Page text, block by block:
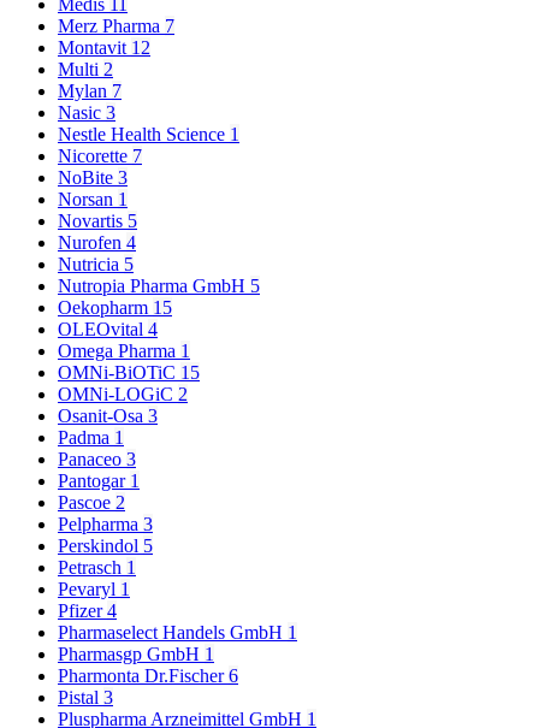
Medis
Merz Pharma 7
Montavit 12
Multi 2
Mylan 7
Nasic 3
Nestle Health Science 1
Nicorette 7
NoBite 3
Norsan 1
Novartis 5
Nurofen 4
Nutricia 5
Nutropia Pharma GmbH 5
Oekopharm 15
OLEOvital 4
Omega Pharma 1
OMNi-BiOTiC 15
OMNi-LOGiC 2
Osanit-Osa 3
Padma 1
Panaceo 3
Pantogar 1
Pascoe 2
Pelpharma 3
Perskindol 5
Petrasch 1
Pevaryl 1
Pfizer4
Pharmaselect Handels GmbH 1
Pharmasgp GmbH 1
Pharmonta Dr.Fischer6
Pistal 3
Pluspharma Arzneimittel GmbH 1